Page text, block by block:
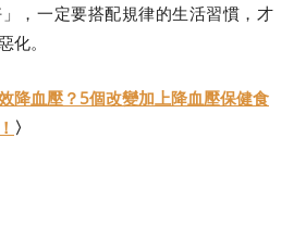
，一定要搭配規律的生活習慣，才
化。
降血壓？5個改變加上降血壓保健食
〉